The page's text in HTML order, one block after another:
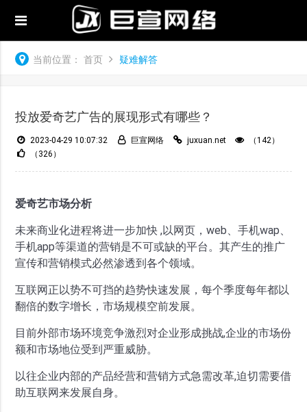
当前位置： 首页 疑难解答
投放爱奇艺广告的展现形式有哪些？
2023-04-29 10:07:32 巨宣网络 juxuan.net
（142）
（326）
爱奇艺市场分析
未来商业化进程将进一步加快 ,以网页，web、手机wap、
手机app等渠道的营销是不可或缺的平台。其产生的推广
宣传和营销模式必然渗透到各个领域。
互联网正以势不可挡的趋势快速发展，每个季度每年都以
翻倍的数字增长，市场规模空前发展。
目前外部市场环境竞争激烈对企业形成挑战,企业的市场份
额和市场地位受到严重威胁。
以往企业内部的产品经营和营销方式急需改革,迫切需要借
助互联网来发展自身。